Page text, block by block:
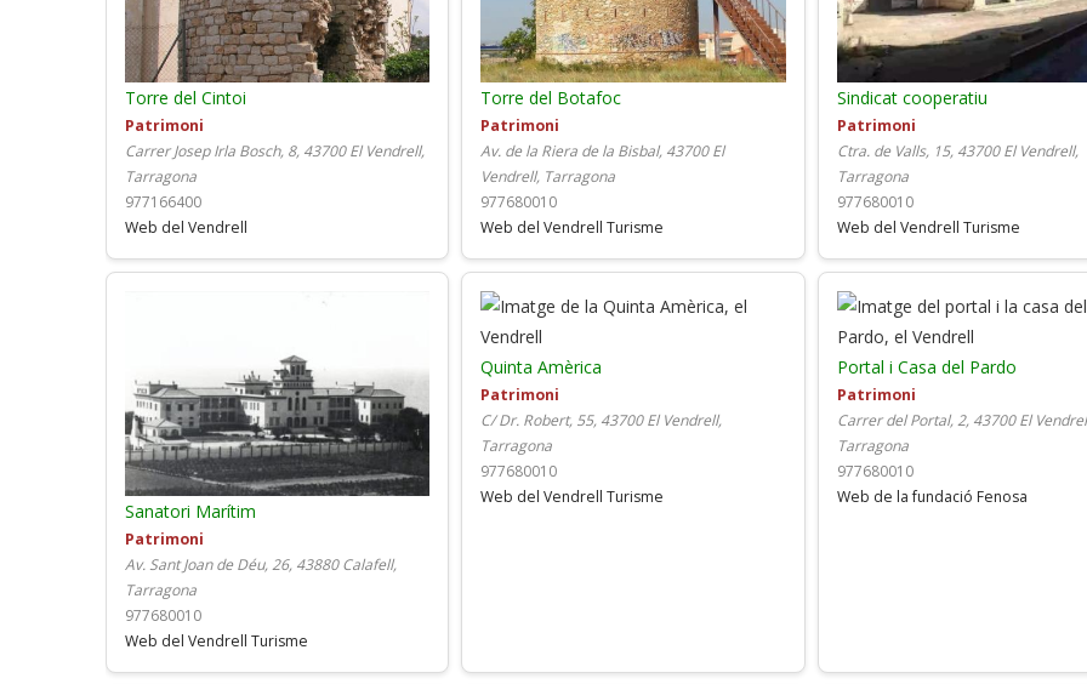
Torre del Cintoi
Patrimoni
Carrer Josep Irla Bosch, 8, 43700 El Vendrell,
Tarragona
977166400
Web del Vendrell
Torre del Botafoc
Patrimoni
Av. de la Riera de la Bisbal, 43700 El
Vendrell, Tarragona
977680010
Web del Vendrell Turisme
Sindicat cooperatiu
Patrimoni
Ctra. de Valls, 15, 43700 El Vendrell,
Tarragona
977680010
Web del Vendrell Turisme
Sanatori Marítim
Patrimoni
Av. Sant Joan de Déu, 26, 43880 Calafell,
Tarragona
977680010
Web del Vendrell Turisme
Quinta Amèrica
Patrimoni
C/ Dr. Robert, 55, 43700 El Vendrell,
Tarragona
977680010
Web del Vendrell Turisme
Portal i Casa del Pardo
Patrimoni
Carrer del Portal, 2, 43700 El
Tarragona
977680010
Web de la fundació Fenosa